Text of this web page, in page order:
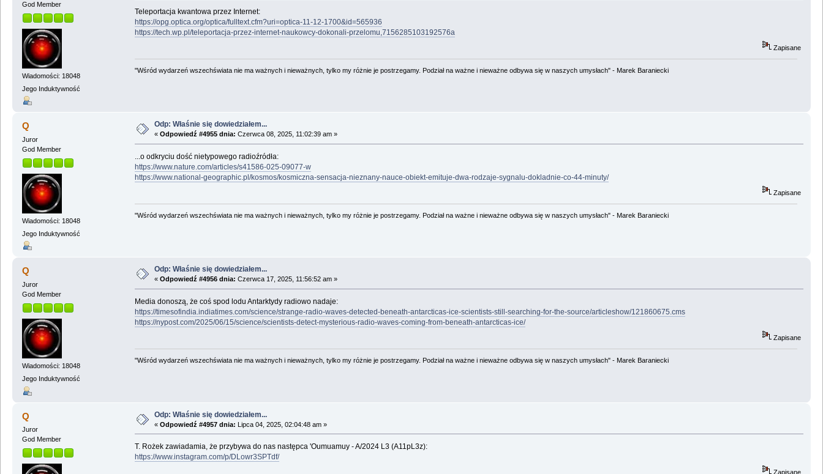
God Member
Wiadomości: 18048
Jego Induktywność
Teleportacja kwantowa przez Internet:
https://opg.optica.org/optica/fulltext.cfm?uri=optica-11-12-1700&id=565936
https://tech.wp.pl/teleportacja-przez-internet-naukowcy-dokonali-przelomu,7156285103192576a
Zapisane
"Wśród wydarzeń wszechświata nie ma ważnych i nieważnych, tylko my różnie je postrzegamy. Podział na ważne i nieważne odbywa się w naszych umysłach" - Marek Baraniecki
Q
Juror
God Member
Wiadomości: 18048
Jego Induktywność
Odp: Właśnie się dowiedziałem...
« Odpowiedź #4955 dnia: Czerwca 08, 2025, 11:02:39 am »
...o odkryciu dość nietypowego radioźródła:
https://www.nature.com/articles/s41586-025-09077-w
https://www.national-geographic.pl/kosmos/kosmiczna-sensacja-nieznany-nauce-obiekt-emituje-dwa-rodzaje-sygnalu-dokladnie-co-44-minuty/
Zapisane
"Wśród wydarzeń wszechświata nie ma ważnych i nieważnych, tylko my różnie je postrzegamy. Podział na ważne i nieważne odbywa się w naszych umysłach" - Marek Baraniecki
Q
Juror
God Member
Wiadomości: 18048
Jego Induktywność
Odp: Właśnie się dowiedziałem...
« Odpowiedź #4956 dnia: Czerwca 17, 2025, 11:56:52 am »
Media donoszą, że coś spod lodu Antarktydy radiowo nadaje:
https://timesofindia.indiatimes.com/science/strange-radio-waves-detected-beneath-antarcticas-ice-scientists-still-searching-for-the-source/articleshow/121860675.cms
https://nypost.com/2025/06/15/science/scientists-detect-mysterious-radio-waves-coming-from-beneath-antarcticas-ice/
Zapisane
"Wśród wydarzeń wszechświata nie ma ważnych i nieważnych, tylko my różnie je postrzegamy. Podział na ważne i nieważne odbywa się w naszych umysłach" - Marek Baraniecki
Q
Juror
God Member
Odp: Właśnie się dowiedziałem...
« Odpowiedź #4957 dnia: Lipca 04, 2025, 02:04:48 am »
T. Rożek zawiadamia, że przybywa do nas następca 'Oumuamuy - A/2024 L3 (A11pL3z):
https://www.instagram.com/p/DLowr3SPTdf/
Zapisane